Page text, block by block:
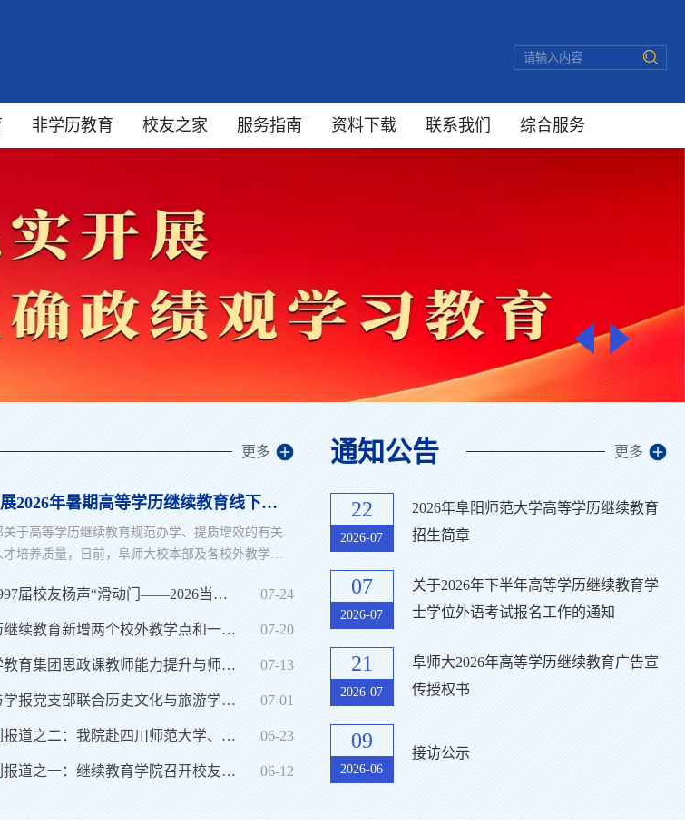
非学历教育 校友之家 服务指南 资料下载 联系我们 综合服务
更多
阜阳市城郊中学教育集团思政课教师能力提升与师德师风培训班顺利开班
阜师大扎实开展2026年暑期高等学历继续教育线下面授工作
于高等学历继续教育规范办学、提质增效的有关
培养质量，日前，阜师大校本部及各校外教学点
员重返课堂，开启暑期集中学习。为确保本次面
继续教育学院提前统筹部署，细化全流程工作方
、师资调配、课堂管理、考勤考核及后勤保障等各
学经验丰富、专业功底扎...
继续教育学院1997届校友杨声“滑动门——2026当代人物画展”在京隆重开幕 07-24
阜师大高等学历继续教育新增两个校外教学点和一个招生专业 07-20
阜阳市城郊中学教育集团思政课教师能力提升与师德师风培训班顺利开班 07-13
继续教育学院与学报党支部联合历史文化与旅游学院旅游系教师党支部开展迎“七一”党性教育活动 07-01
建校70周年系列报道之二：我院赴四川师范大学、成都理工大学开展调研交流 06-23
建校70周年系列报道之一：继续教育学院召开校友工作座谈会 06-12
通知公告 更多
22
2026-07
2026年阜阳师范大学高等学历继续教育
招生简章
07
2026-07
关于2026年下半年高等学历继续教育学
士学位外语考试报名工作的通知
21
2026-07
阜师大2026年高等学历继续教育广告宣
传授权书
09
2026-06
接访公示